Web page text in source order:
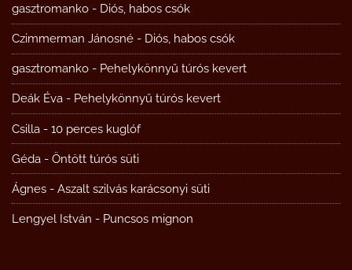
gasztromanko - Diós, habos csók
Czimmerman Jánosné - Diós, habos csók
gasztromanko - Pehelykönnyű túrós kevert
Deák Éva - Pehelykönnyű túrós kevert
Csilla - 10 perces kuglóf
Géda - Öntött túrós süti
Ágnes - Aszalt szilvás karácsonyi süti
Lengyel István - Puncsos mignon